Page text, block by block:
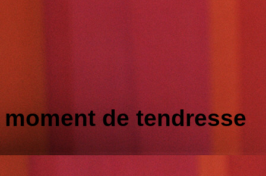
moment de tendresse